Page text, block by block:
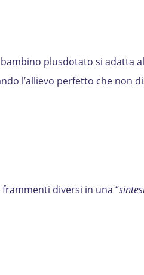
plusdotato si adatta
l’allievo perfetto che non
diversi in una “